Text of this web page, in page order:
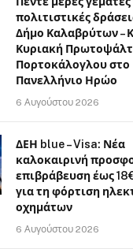
πολιτιστικές
Δήμο Καλαβρύτων –
Κυριακή
Πορτοκάλογλου στο
Πανελλήνιο Ηρώο
6 Αυγούστου 2026
ΔΕΗ blue – Visa: Νέα
καλοκαιρινή
επιβράβευση έως
για τη φόρτιση
οχημάτων
6 Αυγούστου 2026